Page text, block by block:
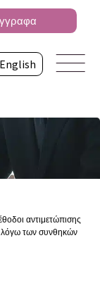
English
αντιμετώπισης
λόγω των συνθηκών